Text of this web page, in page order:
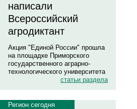
написали
Всероссийский
агродиктант
Акция "Единой России" прошла
на площадке Приморского
государственного аграрно-
технологического университета
статьи раздела
Регион сегодня